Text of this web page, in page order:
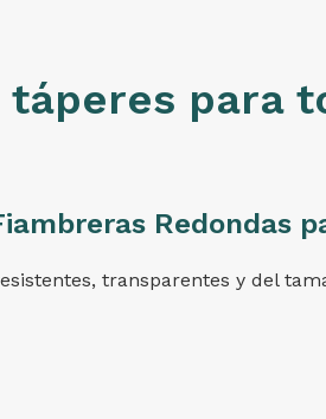
táperes para
Redondas
transparentes y del